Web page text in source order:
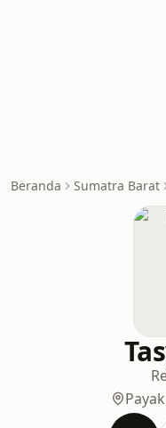
Beranda Sumatra Barat